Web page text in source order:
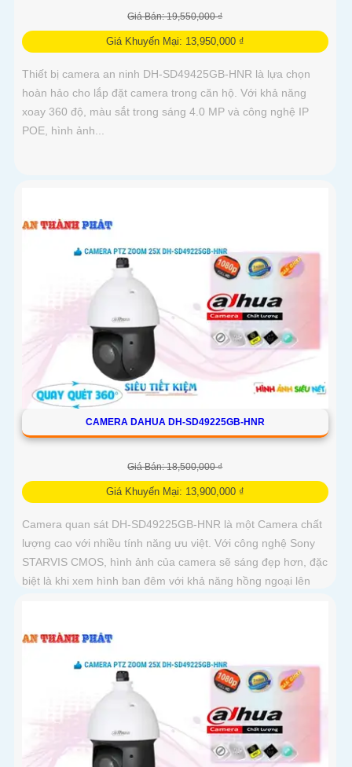
Giá Bán: 19,550,000 ₫
Giá Khuyến Mại: 13,950,000 ₫
Thiết bị camera an ninh DH-SD49425GB-HNR là lựa chọn
hoàn hảo cho lắp đặt camera trong căn hộ. Với khả năng
xoay 360 độ, màu sắt trong sáng 4.0 MP và công nghệ IP
POE, hình ảnh...
CAMERA DAHUA DH-SD49225GB-HNR
Giá Bán: 18,500,000 ₫
Giá Khuyến Mại: 13,900,000 ₫
Camera quan sát DH-SD49225GB-HNR là một Camera chất
lượng cao với nhiều tính năng ưu việt. Với công nghệ Sony
STARVIS CMOS, hình ảnh của camera sẽ sáng đẹp hơn, đặc
biệt là khi xem hình ban đêm với khả năng hồng ngoại lên